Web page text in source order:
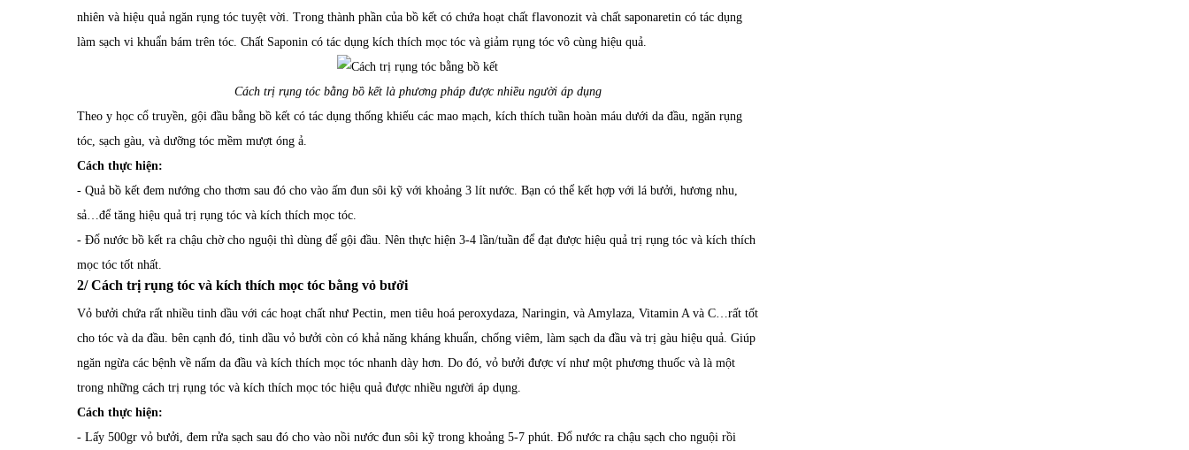
nhiên và hiệu quả ngăn rụng tóc tuyệt vời. Trong thành phần của bồ kết có chứa hoạt chất flavonozit và chất saponaretin có tác dụng
làm sạch vi khuẩn bám trên tóc. Chất Saponin có tác dụng kích thích mọc tóc và giảm rụng tóc vô cùng hiệu quả.
Cách trị rụng tóc bằng bồ kết là phương pháp được nhiều người áp dụng
Theo y học cổ truyền, gội đầu bằng bồ kết có tác dụng thống khiếu các mao mạch, kích thích tuần hoàn máu dưới da đầu, ngăn rụng
tóc, sạch gàu, và dưỡng tóc mềm mượt óng ả.
Cách thực hiện:
- Quả bồ kết đem nướng cho thơm sau đó cho vào ấm đun sôi kỹ với khoảng 3 lít nước. Bạn có thể kết hợp với lá bưởi, hương nhu,
sả…để tăng hiệu quả trị rụng tóc và kích thích mọc tóc.
- Đổ nước bồ kết ra chậu chờ cho nguội thì dùng để gội đầu. Nên thực hiện 3-4 lần/tuần để đạt được hiệu quả trị rụng tóc và kích thích
mọc tóc tốt nhất.
2/ Cách trị rụng tóc và kích thích mọc tóc bằng vỏ bưởi
Vỏ bưởi chứa rất nhiều tinh dầu với các hoạt chất như Pectin, men tiêu hoá peroxydaza, Naringin, và Amylaza, Vitamin A và C…rất tốt
cho tóc và da đầu. bên cạnh đó, tinh dầu vỏ bưởi còn có khả năng kháng khuẩn, chống viêm, làm sạch da đầu và trị gàu hiệu quả. Giúp
ngăn ngừa các bệnh về nấm da đầu và kích thích mọc tóc nhanh dày hơn. Do đó, vỏ bưởi được ví như một phương thuốc và là một
trong những cách trị rụng tóc và kích thích mọc tóc hiệu quả được nhiều người áp dụng.
Cách thực hiện:
- Lấy 500gr vỏ bưởi, đem rửa sạch sau đó cho vào nồi nước đun sôi kỹ trong khoảng 5-7 phút. Đổ nước ra chậu sạch cho nguội rồi